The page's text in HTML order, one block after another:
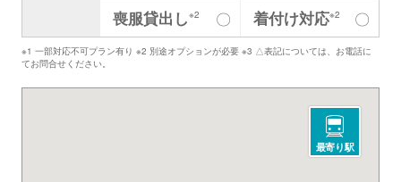
喪服貸出し※2 〇 着付け対応※2 〇
※1 一部対応不可プラン有り ※2 別途オプションが必要 ※3 △表記については、お電話に
てお問合せください。
最寄り駅